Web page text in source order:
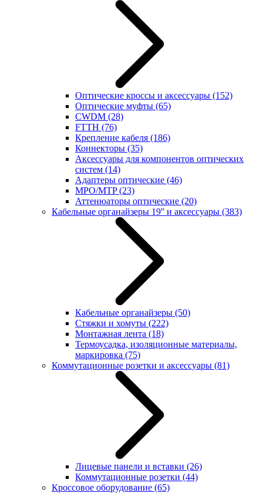
Оптические кроссы и аксессуары (152)
Оптические муфты (65)
CWDM (28)
FTTH (76)
Крепление кабеля (186)
Коннекторы (35)
Аксессуары для компонентов оптических
систем (14)
Адаптеры оптические (46)
MPO/MTP(23)
Аттенюаторы оптические (20)
Кабельные органайзеры 19'' и аксессуары (383)
Кабельные органайзеры (50)
Стяжки и хомуты (222)
Монтажная лента (18)
Термоусадка, изоляционные материалы,
маркировка (75)
Коммутационные розетки и аксессуары (81)
Лицевые панели и вставки (26)
Коммутационные розетки (44)
Кроссовое оборудование (65)